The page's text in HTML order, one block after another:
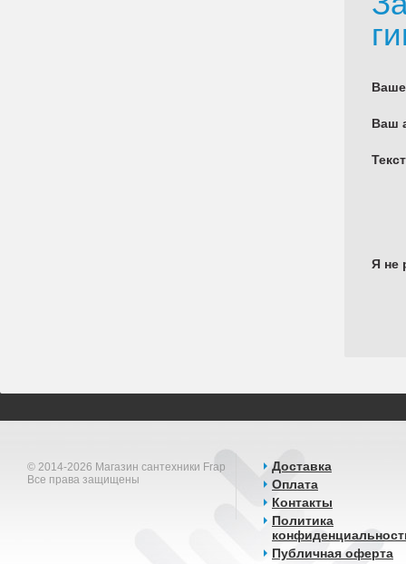
Ваш
Я не
© 2014-2026 Магазин сантехники Frap
Все права защищены
Доставка
Оплата
Контакты
Политика
Публичная оферта